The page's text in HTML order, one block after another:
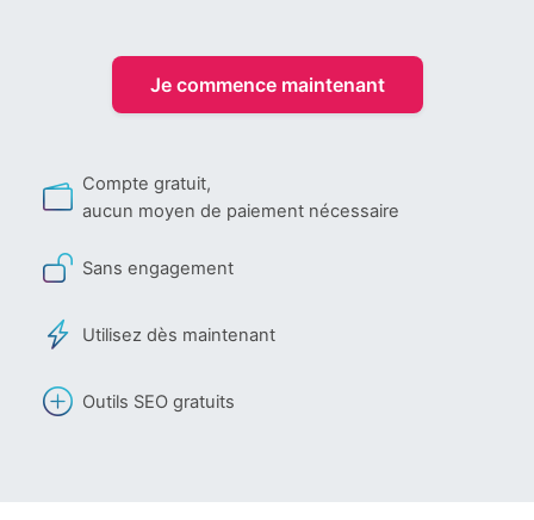
Je commence maintenant
Compte gratuit,
aucun moyen de paiement nécessaire
Sans engagement
Utilisez dès maintenant
Outils SEO gratuits